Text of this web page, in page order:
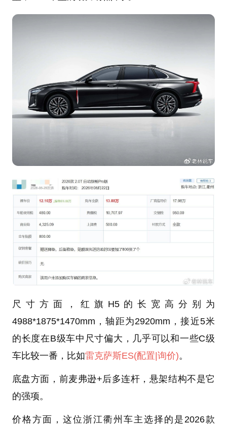
尺寸方面，红旗H5的长宽高分别为
4988*1875*1470mm，轴距为2920mm，接近5米
的长度在B级车中尺寸偏大，几乎可以和一些C级
车比较一番，比如雷克萨斯ES(配置 |询价)。
底盘方面，前麦弗逊+后多连杆，悬架结构不是它
的强项。
价格方面，这位浙江衢州车主选择的是2026款